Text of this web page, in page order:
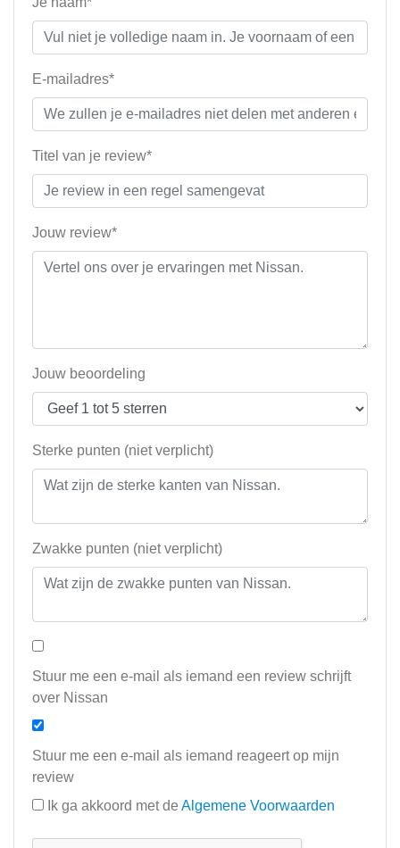
E-mailadres*
Titel van je review*
Jouw review*
Jouw beoordeling
Sterke punten (niet verplicht)
Zwakke punten (niet verplicht)
Stuur me een e-mail als iemand een review schrijft
over Nissan
Stuur me een e-mail als iemand reageert op mijn
review
Ik ga akkoord met de Algemene Voorwaarden